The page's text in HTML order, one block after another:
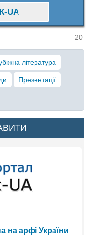
UA
20
література
Презентації
на арфі України